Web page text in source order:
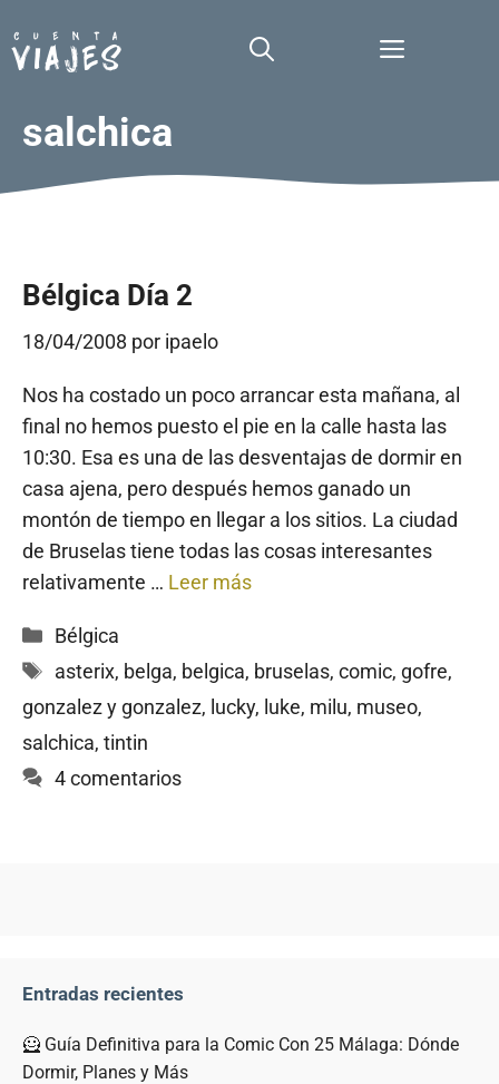
al
contenido
Menú
salchica
Bélgica Día 2
18/04/2008 por ipaelo
Nos ha costado un poco arrancar esta mañana, al
final no hemos puesto el pie en la calle hasta las
10:30. Esa es una de las desventajas de dormir en
casa ajena, pero después hemos ganado un
montón de tiempo en llegar a los sitios. La ciudad
de Bruselas tiene todas las cosas interesantes
relativamente … Leer más
Categorías
Bélgica
Etiquetas
asterix, belga, belgica, bruselas, comic, gofre,
gonzalez y gonzalez, lucky, luke, milu, museo,
salchica, tintin
4 comentarios
Entradas recientes
🦸 Guía Definitiva para la Comic Con 25 Málaga: Dónde
Dormir, Planes y Más